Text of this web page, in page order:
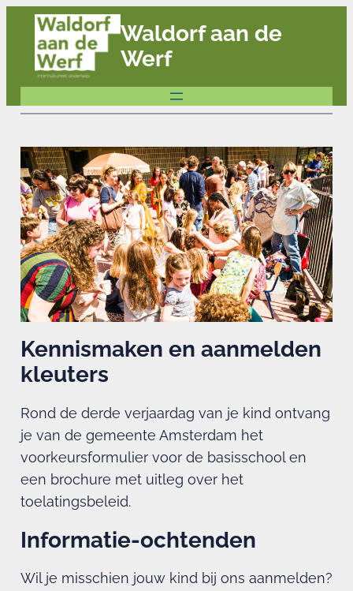
inhoud
Waldorf aan de
Werf
Kennismaken en aanmelden
kleuters
Rond de derde verjaardag van je kind ontvang
je van de gemeente Amsterdam het
voorkeursformulier voor de basisschool en
een brochure met uitleg over het
toelatingsbeleid.
Informatie-ochtenden
Wil je misschien jouw kind bij ons aanmelden?